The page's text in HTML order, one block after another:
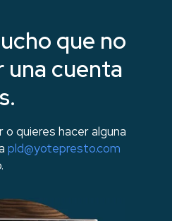
que no
una cuenta
o quieres hacer alguna
pld@yotepresto.com